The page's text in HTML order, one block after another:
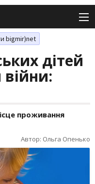
bigmir)net
дітей
проживання
Автор: Ольга Опенько